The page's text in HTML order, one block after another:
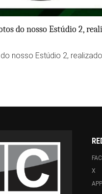
do nosso Estúdio 2,
nosso Estúdio 2,
X